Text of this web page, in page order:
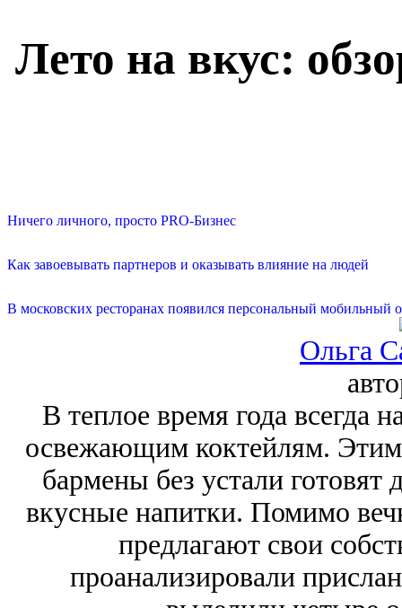
Лето на вкус:
Ничего личного, просто PRO-Бизнес
Как завоевывать партнеров и оказывать влияние на людей
В московских ресторанах появился персональный мобильный
Ольга
В теплое время года всегда
освежающим коктейлям.
бармены без устали готовят
вкусные напитки. Помимо
предлагают свои
проанализировали